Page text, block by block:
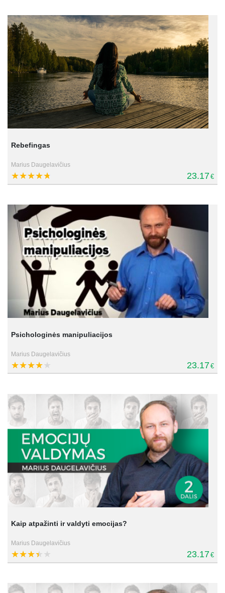
Rebefingas
Marius Daugelavičius
23.17€
Psichologinės manipuliacijos
Marius Daugelavičius
23.17€
Kaip atpažinti ir valdyti emocijas?
Marius Daugelavičius
23.17€